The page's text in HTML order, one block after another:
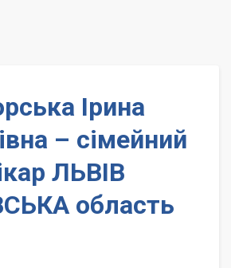
Ірина
– сімейний
ЛЬВІВ
область